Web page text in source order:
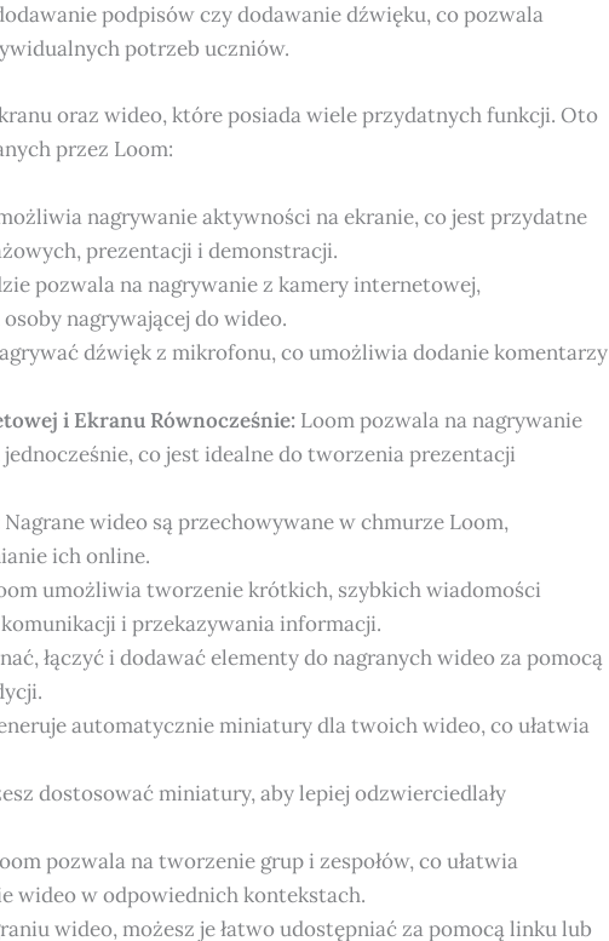
podpisów czy dodawanie dźwięku, co pozwala
potrzeb uczniów.
oraz wideo, które posiada wiele przydatnych funkcji. Oto
przez Loom:
nagrywanie aktywności na ekranie, co jest przydatne
prezentacji i demonstracji.
pozwala na nagrywanie z kamery internetowej,
nagrywającej do wideo.
dźwięk z mikrofonu, co umożliwia dodanie komentarzy
i Ekranu Równocześnie: Loom pozwala na nagrywanie
co jest idealne do tworzenia prezentacji
Nagrane wideo są przechowywane w chmurze Loom,
ich online.
umożliwia tworzenie krótkich, szybkich wiadomości
i przekazywania informacji.
łączyć i dodawać elementy do nagranych wideo za pomocą
automatycznie miniatury dla twoich wideo, co ułatwia
dostosować miniatury, aby lepiej odzwierciedlały
pozwala na tworzenie grup i zespołów, co ułatwia
wideo w odpowiednich kontekstach.
wideo, możesz je łatwo udostępniać za pomocą linku lub